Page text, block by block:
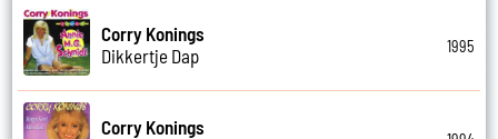
Corry Konings
Dikkertje Dap
1995
Corry Konings